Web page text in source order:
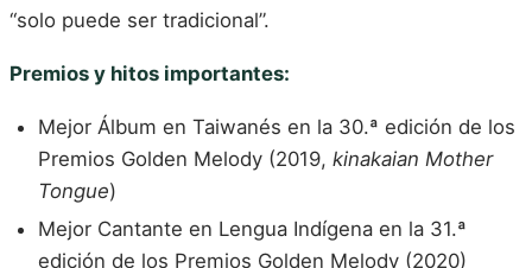
“solo puede ser tradicional”.
Premios y hitos importantes:
Mejor Álbum en Taiwanés en la 30.ª edición de los
Premios Golden Melody (2019, kinakaian Mother
Tongue)
Mejor Cantante en Lengua Indígena en la 31.ª
edición de los Premios Golden Melody (2020)